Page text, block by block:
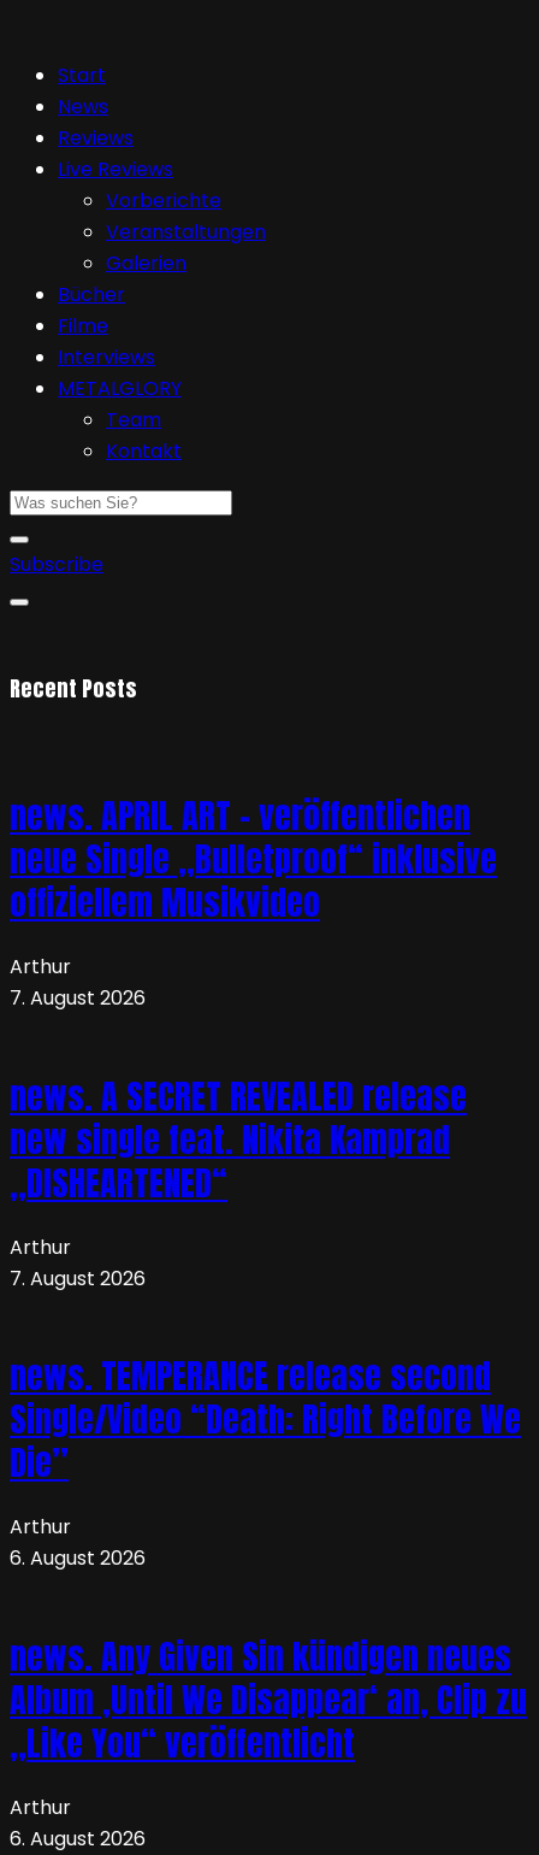
Start
News
Reviews
Live Reviews
Vorberichte
Veranstaltungen
Galerien
Bücher
Filme
Interviews
METALGLORY
Team
Kontakt
Subscribe
Recent Posts
news. APRIL ART – veröffentlichen
neue Single „Bulletproof“ inklusive
offiziellem Musikvideo
Arthur
7. August 2026
news. A SECRET REVEALED release
new single feat. Nikita Kamprad
„DISHEARTENED“
Arthur
7. August 2026
news. TEMPERANCE release second
Single/Video “Death: Right Before We
Die”
Arthur
6. August 2026
news. Any Given Sin kündigen neues
Album ‚Until We Disappear‘ an, Clip zu
„Like You“ veröffentlicht
Arthur
6. August 2026